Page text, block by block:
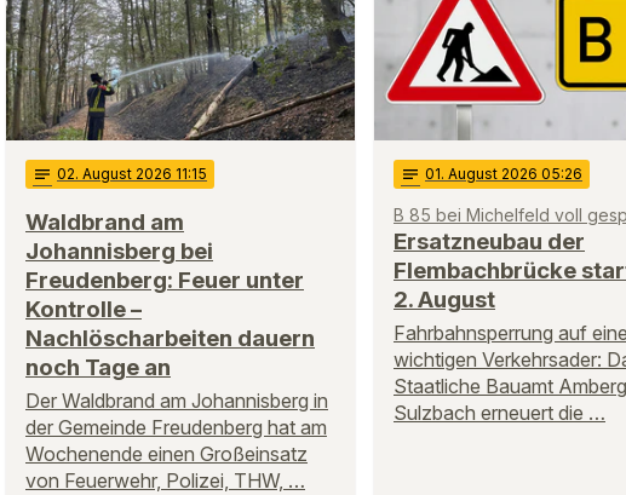
notes 02. August 2026 11:15
Waldbrand am
Johannisberg bei
Freudenberg: Feuer unter
Kontrolle –
Nachlöscharbeiten dauern
noch Tage an
Der Waldbrand am Johannisberg in
der Gemeinde Freudenberg hat am
Wochenende einen Großeinsatz
von Feuerwehr, Polizei, THW, …
notes 01. August 2026 05:26
B 85 bei Michelfeld voll
Ersatzneubau der
Flembachbrücke
2. August
Fahrbahnsperrung auf
wichtigen Verkehrsader:
Staatliche Bauamt
Sulzbach erneuert die …